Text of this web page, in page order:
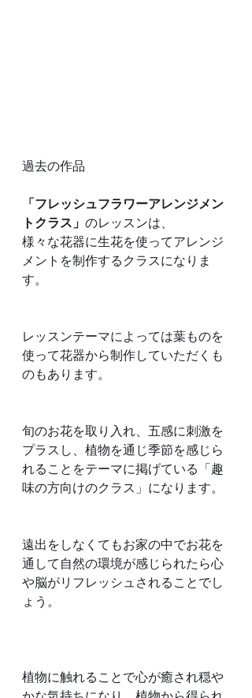
過去の作品
「フレッシュフラワーアレンジメン
トクラス」 のレッスンは、
様々な花器に生花を使ってアレンジ
メントを制作するクラスになりま
す。
レッスンテーマによっては葉ものを
使って花器から制作していただくも
のもあります。
旬のお花を取り入れ、五感に刺激を
プラスし、植物を通じ季節を感じら
れることをテーマに掲げている「趣
味の方向けのクラス」になります。
遠出をしなくてもお家の中でお花を
通して自然の環境が感じられたら心
や脳がリフレッシュされることでし
ょう。
植物に触れることで心が癒され穏や